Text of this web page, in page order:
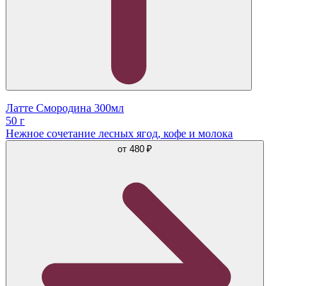
Латте Смородина 300мл
50 г
Нежное сочетание лесных ягод, кофе и молока
от 480 ₽